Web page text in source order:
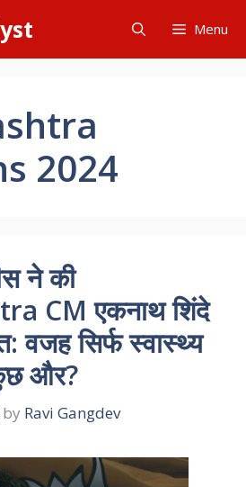
Menu
2024
ने की
CM एकनाथ शिंदे
वजह सिर्फ स्वास्थ्य
और?
by Ravi Gangdev